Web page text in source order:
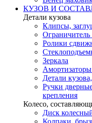
КУЗОВ И
Детали кузова
Клипсы,
Ролики
Зеркала
Детали
Ручки
крепления
Колесо,
Диск
Колпаки,